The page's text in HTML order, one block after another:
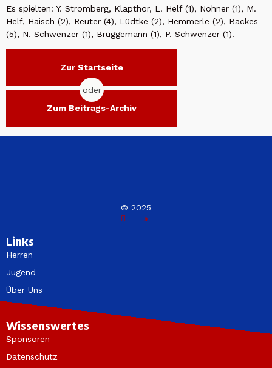
Es spielten: Y. Stromberg, Klapthor, L. Helf (1), Nohner (1), M.
Helf, Haisch (2), Reuter (4), Lüdtke (2), Hemmerle (2), Backes
(5), N. Schwenzer (1), Brüggemann (1), P. Schwenzer (1).
Zur Startseite
oder
Zum Beitrags-Archiv
© 2025
Links
Herren
Jugend
Über Uns
Wissenswertes
Sponsoren
Datenschutz